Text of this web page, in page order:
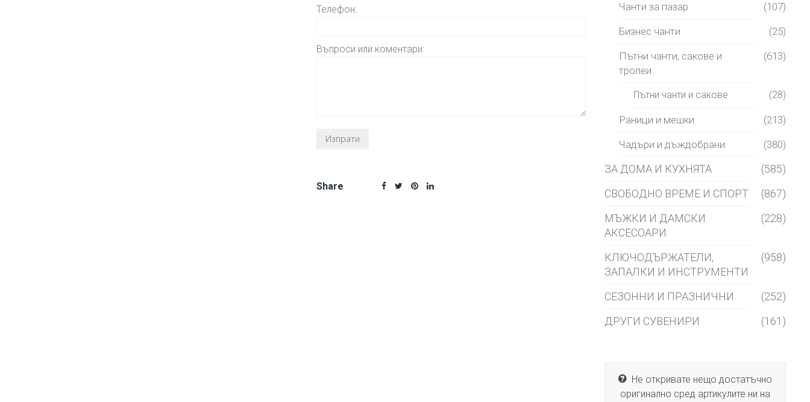
Телефон:
Въпроси или коментари:
Share
Чанти за пазар (107)
Бизнес чанти (25)
Пътни чанти, сакове и
тролеи
(613)
Пътни чанти и сакове (28)
Раници и мешки (213)
Чадъри и дъждобрани (380)
ЗА ДОМА И КУХНЯТА
(585)
СВОБОДНО ВРЕМЕ И СПОРТ
(867)
МЪЖКИ И ДАМСКИ
АКСЕСОАРИ
(228)
КЛЮЧОДЪРЖАТЕЛИ,
ЗАПАЛКИ И ИНСТРУМЕНТИ
(958)
СЕЗОННИ И ПРАЗНИЧНИ
(252)
ДРУГИ СУВЕНИРИ
(161)
Не откривате нещо достатъчно
оригинално сред артикулите ни на